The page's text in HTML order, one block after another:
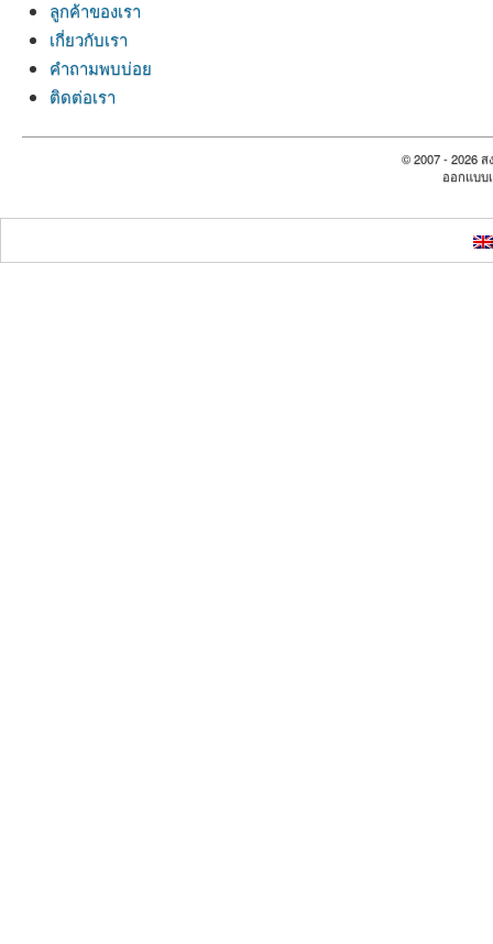
ลูกค้าของเรา
เกี่ยวกับเรา
คำถามพบบ่อย
ติดต่อเรา
© 2007 - 2026
ออกแบบ